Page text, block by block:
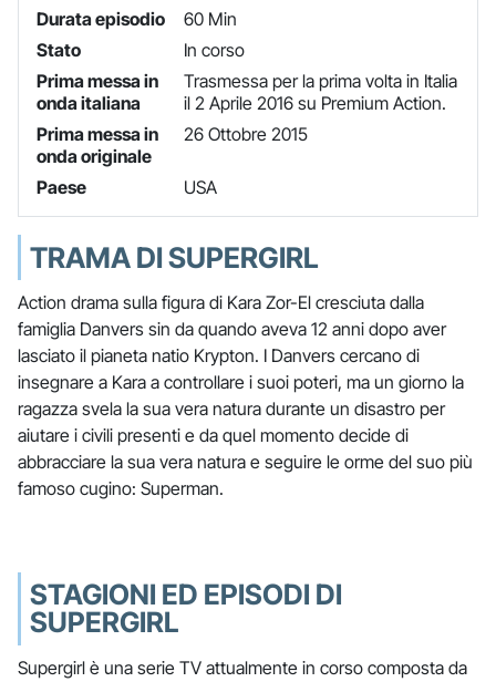
Durata episodio
60 Min
Stato
In corso
Prima messa in
onda italiana
Trasmessa per la prima volta in Italia
il 2 Aprile 2016 su Premium Action.
Prima messa in
onda originale
26 Ottobre 2015
Paese USA
TRAMA DI SUPERGIRL
Action drama sulla figura di Kara Zor-El cresciuta dalla
famiglia Danvers sin da quando aveva 12 anni dopo aver
lasciato il pianeta natio Krypton. I Danvers cercano di
insegnare a Kara a controllare i suoi poteri, ma un giorno la
ragazza svela la sua vera natura durante un disastro per
aiutare i civili presenti e da quel momento decide di
abbracciare la sua vera natura e seguire le orme del suo più
famoso cugino: Superman.
STAGIONI ED EPISODI DI
SUPERGIRL
Supergirl è una serie TV attualmente in corso composta da